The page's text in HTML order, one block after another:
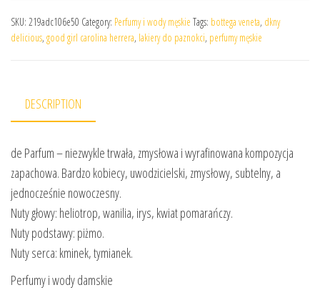
SKU: 219adc106e50 Category: Perfumy i wody męskie Tags: bottega veneta, dkny
delicious, good girl carolina herrera, lakiery do paznokci, perfumy męskie
DESCRIPTION
de Parfum – niezwykle trwała, zmysłowa i wyrafinowana kompozycja
zapachowa. Bardzo kobiecy, uwodzicielski, zmysłowy, subtelny, a
jednocześnie nowoczesny.
Nuty głowy: heliotrop, wanilia, irys, kwiat pomarańczy.
Nuty podstawy: piżmo.
Nuty serca: kminek, tymianek.
Perfumy i wody damskie